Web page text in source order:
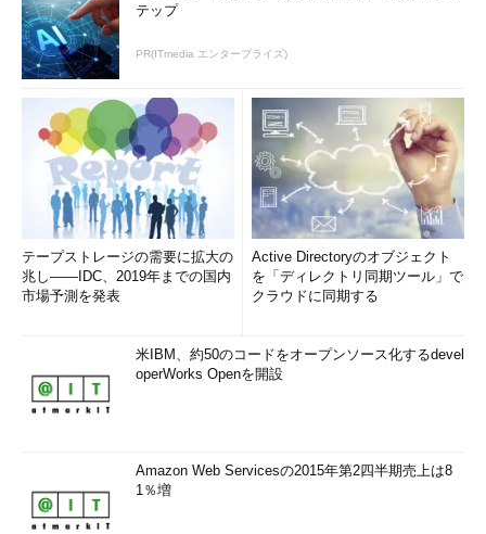
テップ
PR(ITmedia エンタープライズ)
テープストレージの需要に拡大の
兆し――IDC、2019年までの国内
市場予測を発表
Active Directoryのオブジェクト
を「ディレクトリ同期ツール」で
クラウドに同期する
米IBM、約50のコードをオープンソース化するdevel
operWorks Openを開設
Amazon Web Servicesの2015年第2四半期売上は8
1％増